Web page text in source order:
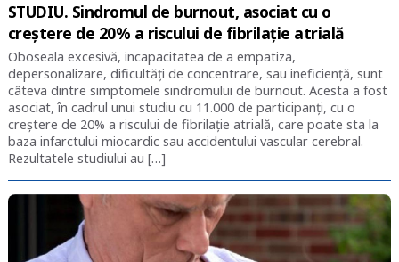
STUDIU. Sindromul de burnout, asociat cu o
creștere de 20% a riscului de fibrilație atrială
Oboseala excesivă, incapacitatea de a empatiza,
depersonalizare, dificultăți de concentrare, sau ineficiență, sunt
câteva dintre simptomele sindromului de burnout. Acesta a fost
asociat, în cadrul unui studiu cu 11.000 de participanți, cu o
creștere de 20% a riscului de fibrilație atrială, care poate sta la
baza infarctului miocardic sau accidentului vascular cerebral.
Rezultatele studiului au […]